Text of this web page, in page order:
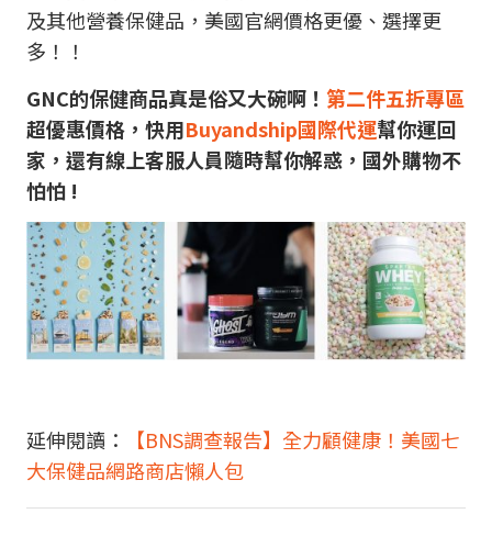
及其他營養保健品，美國官網價格更優、選擇更
多！！
GNC的保健商品真是俗又大碗啊！ 第二件五折專區
超優惠價格，快用Buyandship國際代運幫你運回
家，還有線上客服人員隨時幫你解惑，國外購物不
怕怕 !
延伸閱讀：
【BNS調查報告】全力顧健康！美國七
大保健品網路商店懶人包